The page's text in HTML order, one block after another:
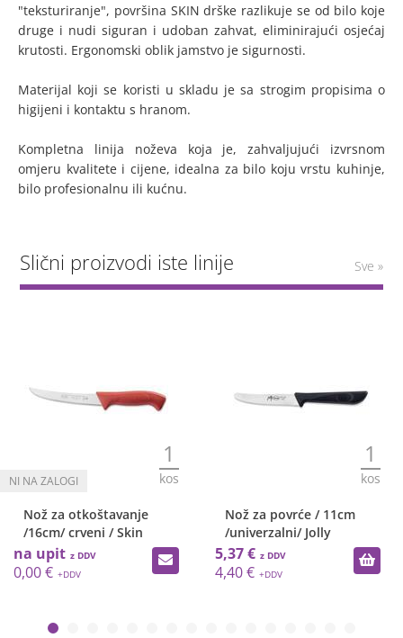
"teksturiranje", površina SKIN drške razlikuje se od bilo koje
druge i nudi siguran i udoban zahvat, eliminirajući osjećaj
krutosti. Ergonomski oblik jamstvo je sigurnosti.
Materijal koji se koristi u skladu je sa strogim propisima o
higijeni i kontaktu s hranom.
Kompletna linija noževa koja je, zahvaljujući izvrsnom
omjeru kvalitete i cijene, idealna za bilo koju vrstu kuhinje,
bilo profesionalnu ili kućnu.
Slični proizvodi iste linije Sve »
1
kos
Nož za otkoštavanje
/16cm/ crveni / Skin
na upit
0,00 €
1
kos
Nož za povrće / 11cm
/univerzalni/ Jolly
5,37 €
4,40 €